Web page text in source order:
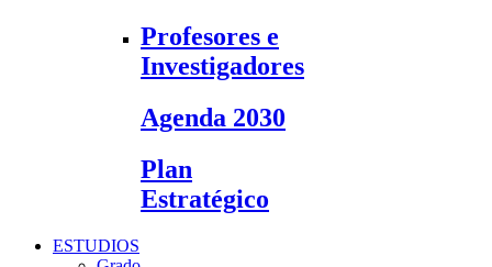
Profesores e
Investigadores
Agenda 2030
Plan
Estratégico
ESTUDIOS